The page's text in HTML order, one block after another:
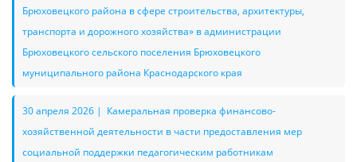
Брюховецкого района в сфере строительства, архитектуры,
транспорта и дорожного хозяйства» в администрации
Брюховецкого сельского поселения Брюховецкого
муниципального района Краснодарского края
30 апреля 2026 | Камеральная проверка финансово-
хозяйственной деятельности в части предоставления мер
социальной поддержки педагогическим работникам